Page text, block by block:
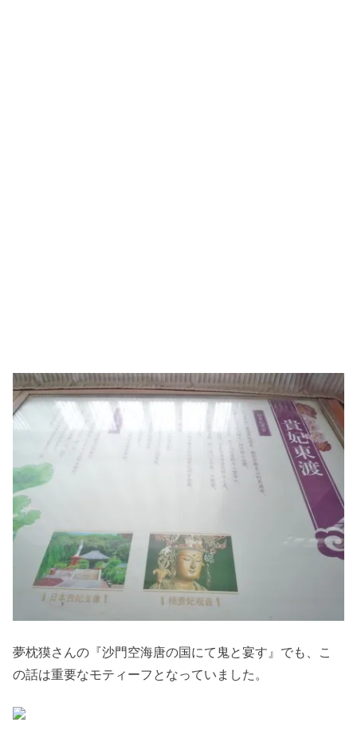
夢枕獏さんの『沙門空海唐の国にて鬼と宴す』でも、こ
の話は重要なモティーフとなっていました。